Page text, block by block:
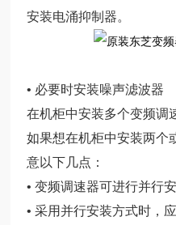
安装电涌抑制器。
• 必要时安装噪声滤波器
在机柜中安装多个变频调
如果想在机柜中安装两个
意以下几点：
• 变频调速器可进行并行
• 采用并行安装方式时，